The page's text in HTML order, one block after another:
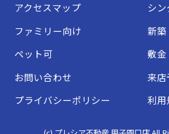
アクセスマップ
シ
ファミリー向け
新築
ペット可
敷金
お問い合わせ
来店
プライバシーポリシー
利用